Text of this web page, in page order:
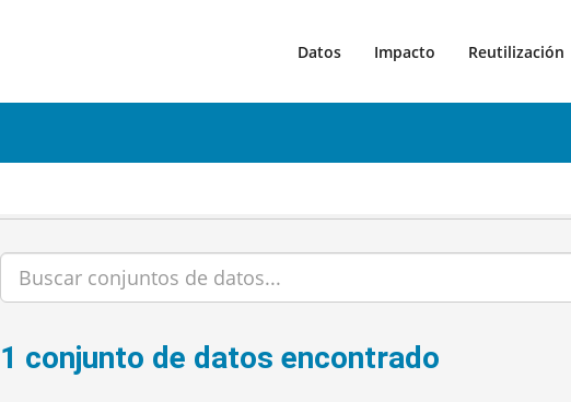
Datos Impacto Reutilización
1 conjunto de datos encontrado